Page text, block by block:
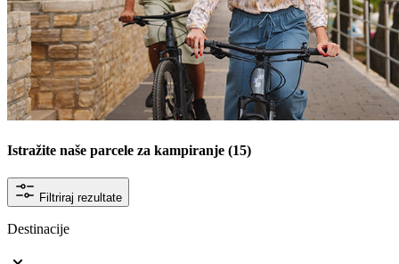
Istražite naše parcele za kampiranje (15)
Filtriraj rezultate
Destinacije